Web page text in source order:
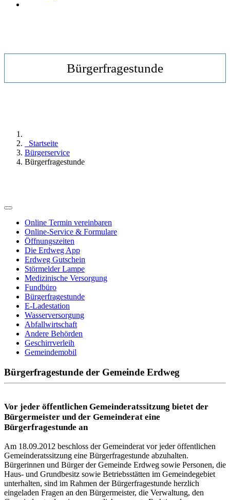
Bürgerfragestunde
Startseite
Bürgerservice
Bürgerfragestunde
Online Termin vereinbaren
Online-Service & Formulare
Öffnungszeiten
Die Erdweg App
Erdweg Gutschein
Störmelder Lampe
Medizinische Versorgung
Fundbüro
Bürgerfragestunde
E-Ladestation
Wasserversorgung
Abfallwirtschaft
Andere Behörden
Geschirrverleih
Gemeindemobil
Bürgerfragestunde der Gemeinde Erdweg
Vor jeder öffentlichen Gemeinderatssitzung bietet der
Bürgermeister und der Gemeinderat eine
Bürgerfragestunde an
Am 18.09.2012 beschloss der Gemeinderat vor jeder öffentlichen
Gemeinderatssitzung eine Bürgerfragestunde abzuhalten.
Bürgerinnen und Bürger der Gemeinde Erdweg sowie Personen, die
Haus- und Grundbesitz sowie Betriebsstätten im Gemeindegebiet
unterhalten, sind im Rahmen der Bürgerfragestunde herzlich
eingeladen Fragen an den Bürgermeister, die Verwaltung, den